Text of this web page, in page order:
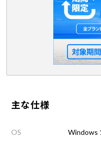
主な仕様
OS Windows